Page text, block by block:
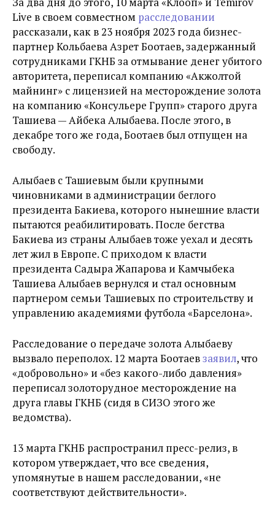
Live в своем совместном расследовании
рассказали, как в 23 ноября 2023 года бизнес-
партнер Кольбаева Азрет Боотаев, задержанный
сотрудниками ГКНБ за отмывание денег убитого
авторитета, переписал компанию «Акжолтой
майнинг» с лицензией на месторождение золота
на компанию «Консульере Групп» старого друга
Ташиева — Айбека Алыбаева. После этого, в
декабре того же года, Боотаев был отпущен на
свободу.
Алыбаев с Ташиевым были крупными
чиновниками в администрации беглого
президента Бакиева, которого нынешние власти
пытаются реабилитировать. После бегства
Бакиева из страны Алыбаев тоже уехал и десять
лет жил в Европе. С приходом к власти
президента Садыра Жапарова и Камчыбека
Ташиева Алыбаев вернулся и стал основным
партнером семьи Ташиевых по строительству и
управлению академиями футбола «Барселона».
Расследование о передаче золота Алыбаеву
вызвало переполох. 12 марта Боотаевзаявил, что
«добровольно» и «без какого-либо давления»
переписал золоторудное месторождение на
друга главы ГКНБ (сидя в СИЗО этого же
ведомства).
13 марта ГКНБ распространил пресс-релиз, в
котором утверждает, что все сведения,
упомянутые в нашем расследовании, «не
соответствуют действительности».